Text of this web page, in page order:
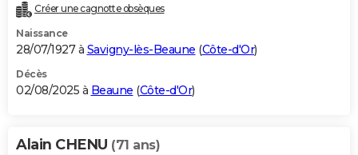
Créer une cagnotte obsèques
Naissance
28/07/1927 à Savigny-lès-Beaune (Côte-d'Or)
Décès
02/08/2025 à Beaune (Côte-d'Or)
Alain CHENU (71 ans)